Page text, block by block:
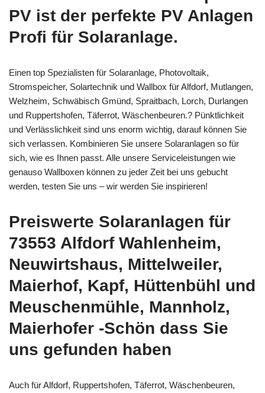
PV ist der perfekte PV Anlagen
Profi für Solaranlage.
Einen top Spezialisten für Solaranlage, Photovoltaik,
Stromspeicher, Solartechnik und Wallbox für Alfdorf, Mutlangen,
Welzheim, Schwäbisch Gmünd, Spraitbach, Lorch, Durlangen
und Ruppertshofen, Täferrot, Wäschenbeuren.? Pünktlichkeit
und Verlässlichkeit sind uns enorm wichtig, darauf können Sie
sich verlassen. Kombinieren Sie unsere Solaranlagen so für
sich, wie es Ihnen passt. Alle unsere Serviceleistungen wie
genauso Wallboxen können zu jeder Zeit bei uns gebucht
werden, testen Sie uns – wir werden Sie inspirieren!
Preiswerte Solaranlagen für
73553 Alfdorf Wahlenheim,
Neuwirtshaus, Mittelweiler,
Maierhof, Kapf, Hüttenbühl und
Meuschenmühle, Mannholz,
Maierhofer -Schön dass Sie
uns gefunden haben
Auch für Alfdorf, Ruppertshofen, Täferrot, Wäschenbeuren,